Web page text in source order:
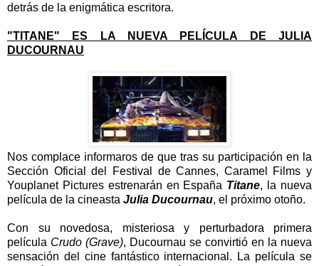
detrás de la enigmática escritora.
"TITANE" ES LA NUEVA PELÍCULA DE JULIA
DUCOURNAU
Nos complace informaros de que tras su participación en la
Sección Oficial del Festival de Cannes, Caramel Films y
Youplanet Pictures estrenarán en España Titane, la nueva
película de la cineasta Julia Ducournau, el próximo otoño.
Con su novedosa, misteriosa y perturbadora primera
película Crudo (Grave), Ducournau se convirtió en la nueva
sensación del cine fantástico internacional. La película se